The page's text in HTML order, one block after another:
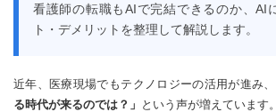
看護師の転職もAIで完結できるのか、AI
ト・デメリットを整理して解説します。
近年、医療現場でもテクノロジーの活用が進み、
る時代が来るのでは？」 という声が増えています。